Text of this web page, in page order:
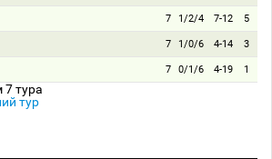
7 1/2/4 7-12 5
7 1/0/6 4-14 3
7 0/1/6 4-19 1
7 тура
тур